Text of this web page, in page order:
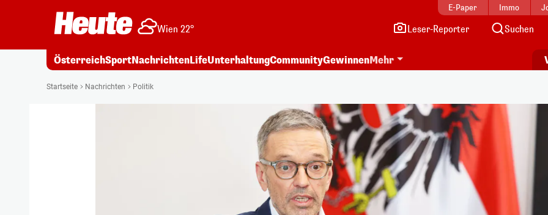
E-Paper Immo
Wien 22° Leser-Reporter Suchen
ÖsterreichSportNachrichtenLifeUnterhaltungCommunityGewinnenMehr
Startseite Nachrichten Politik